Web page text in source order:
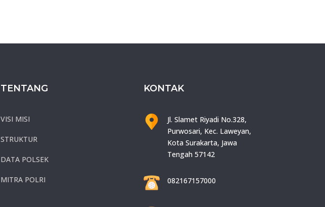
TENTANG
VISI MISI
STRUKTUR
DATA POLSEK
MITRA POLRI
KONTAK
Jl. Slamet Riyadi No.328,
Purwosari, Kec. Laweyan,
Kota Surakarta, Jawa
Tengah 57142
082167157000